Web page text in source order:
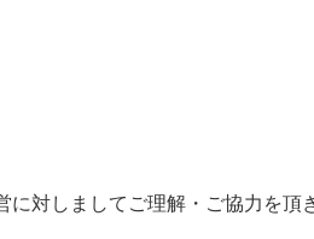
に対しましてご理解・ご協力を頂